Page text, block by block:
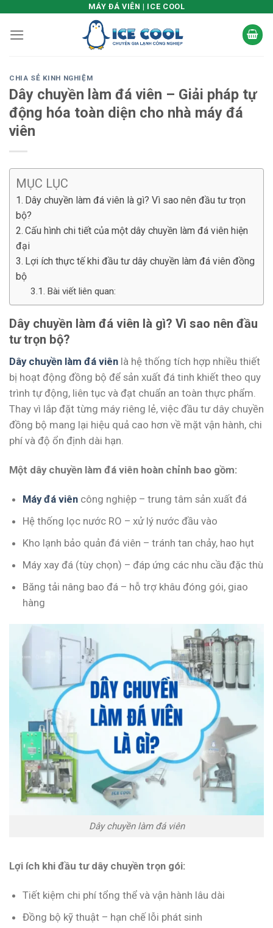
content
MÁY ĐÁ VIÊN | ICE COOL
CHIA SẺ KINH NGHIỆM
Dây chuyền làm đá viên – Giải pháp tự
động hóa toàn diện cho nhà máy đá
viên
MỤC LỤC
Dây chuyền làm đá viên là gì? Vì sao nên đầu tư trọn
bộ?
Cấu hình chi tiết của một dây chuyền làm đá viên hiện
đại
Lợi ích thực tế khi đầu tư dây chuyền làm đá viên đồng
bộ
Bài viết liên quan:
Dây chuyền làm đá viên là gì? Vì sao nên đầu
tư trọn bộ?
Dây chuyền làm đá viên là hệ thống tích hợp nhiều thiết
bị hoạt động đồng bộ để sản xuất đá tinh khiết theo quy
trình tự động, liên tục và đạt chuẩn an toàn thực phẩm.
Thay vì lắp đặt từng máy riêng lẻ, việc đầu tư dây chuyền
đồng bộ mang lại hiệu quả cao hơn về mặt vận hành, chi
phí và độ ổn định dài hạn.
Một dây chuyền làm đá viên hoàn chỉnh bao gồm:
Máy đá viêncông nghiệp – trung tâm sản xuất đá
Hệ thống lọc nước RO – xử lý nước đầu vào
Kho lạnh bảo quản đá viên – tránh tan chảy, hao hụt
Máy xay đá (tùy chọn) – đáp ứng các nhu cầu đặc thù
Băng tải nâng bao đá – hỗ trợ khâu đóng gói, giao
hàng
Dây chuyền làm đá viên
Lợi ích khi đầu tư dây chuyền trọn gói:
Tiết kiệm chi phí tổng thể và vận hành lâu dài
Đồng bộ kỹ thuật – hạn chế lỗi phát sinh